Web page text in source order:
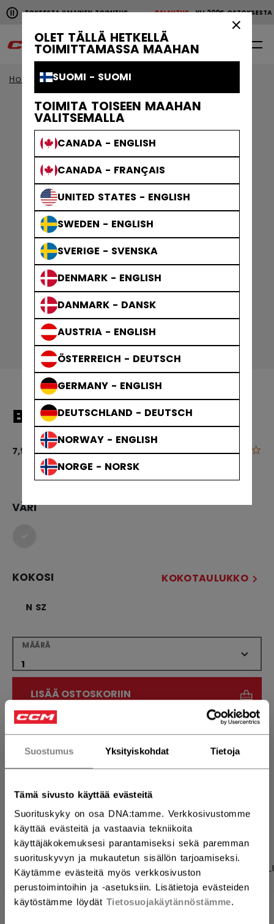
Suostumus Yksityiskohdat Tietoja
Tämä sivusto käyttää evästeitä
Suorituskyky on osa DNA:tamme. Verkkosivustomme
käyttää evästeitä ja vastaavia tekniikoita
käyttäjäkokemuksesi parantamiseksi sekä paremman
suorituskyvyn ja mukautetun sisällön tarjoamiseksi.
Käytämme evästeitä myös verkkosivuston
perustoimintoihin ja -asetuksiin. Lisätietoja evästeiden
käytöstämme löydät Tietosuojakäytännöstämme.
OLET TÄLLÄ HETKELLÄ
TOIMITTAMASSA MAAHAN
SUOMI - SUOMI
TOIMITA TOISEEN MAAHAN
VALITSEMALLA
CANADA - ENGLISH
CANADA - FRANÇAIS
UNITED STATES - ENGLISH
SWEDEN - ENGLISH
SVERIGE - SVENSKA
DENMARK - ENGLISH
DANMARK - DANSK
AUSTRIA - ENGLISH
ÖSTERREICH - DEUTSCH
GERMANY - ENGLISH
DEUTSCHLAND - DEUTSCH
NORWAY - ENGLISH
NORGE - NORSK
Pause the horizontal scroll animation.
OSTOKSESTA ILMAINEN TOIMITUSPALAUTUS YLI 200€
YLI 200€ OSTOKSESTA ILMAINEN TOIMITUS
Home Jääkiekkotarvikkeet
BOTTLE 0,7 L RED
7,90 € 3,3 out of 5
VÄRI
KOKOSI KOKOTAULUKKO
N SZ
MÄÄRÄ
LISÄÄ OSTOSKORIIN
ETSI MYYMÄLÄSTÄ
AVAA
TUOTEKUVAT TEKNISET TIEDOT